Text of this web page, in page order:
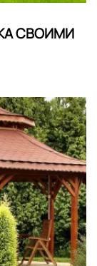
СВОИМИ